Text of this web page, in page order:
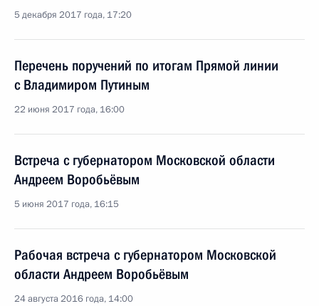
5 декабря 2017 года, 17:20
Перечень поручений по итогам Прямой линии
с Владимиром Путиным
22 июня 2017 года, 16:00
Встреча с губернатором Московской области
Андреем Воробьёвым
5 июня 2017 года, 16:15
Рабочая встреча с губернатором Московской
области Андреем Воробьёвым
24 августа 2016 года, 14:00